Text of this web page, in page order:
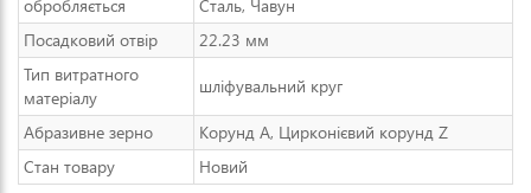
обробляється
Сталь, Чавун
Посадковий отвір
22.23 мм
Тип витратного
матеріалу
шліфувальний круг
Абразивне зерно
Корунд A, Цирконієвий корунд Z
Стан товару
Новий